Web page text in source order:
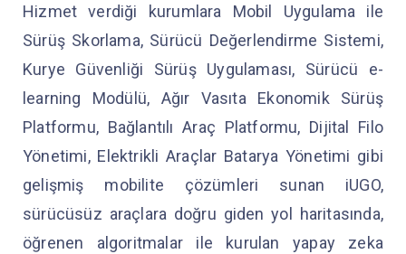
Hizmet verdiği kurumlara Mobil Uygulama ile
Sürüş Skorlama, Sürücü Değerlendirme Sistemi,
Kurye Güvenliği Sürüş Uygulaması, Sürücü e-
learning Modülü, Ağır Vasıta Ekonomik Sürüş
Platformu, Bağlantılı Araç Platformu, Dijital Filo
Yönetimi, Elektrikli Araçlar Batarya Yönetimi gibi
gelişmiş mobilite çözümleri sunan iUGO,
sürücüsüz araçlara doğru giden yol haritasında,
öğrenen algoritmalar ile kurulan yapay zeka